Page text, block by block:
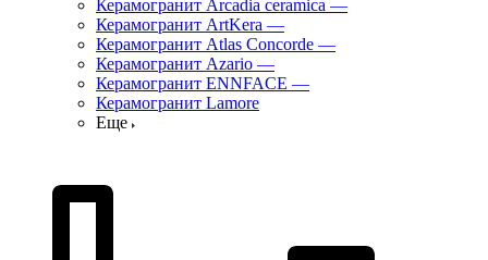
Керамогранит Arcadia ceramica —
Керамогранит ArtKera —
Керамогранит Atlas Concorde —
Керамогранит Azario —
Керамогранит ENNFACE —
Керамогранит Lamore
Еще